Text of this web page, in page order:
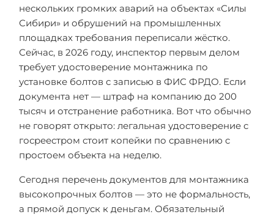
нескольких громких аварий на объектах «Силы
Сибири» и обрушений на промышленных
площадках требования переписали жёстко.
Сейчас, в 2026 году, инспектор первым делом
требует удостоверение монтажника по
установке болтов с записью в ФИС ФРДО. Если
документа нет — штраф на компанию до 200
тысяч и отстранение работника. Вот что обычно
не говорят открыто: легальная удостоверение с
госреестром стоит копейки по сравнению с
простоем объекта на неделю.
Сегодня перечень документов для монтажника
высокопрочных болтов — это не формальность,
а прямой допуск к деньгам. Обязательный